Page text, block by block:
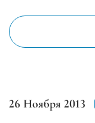
26 Ноября 2013